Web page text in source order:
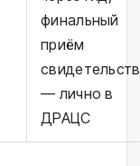
финальный
приём
— лично в
ДРАЦС